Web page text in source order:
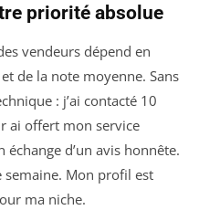
priorité absolue
vendeurs dépend en
de la note moyenne. Sans
: j’ai contacté 10
ai offert mon service
d’un avis honnête.
semaine. Mon profil est
ma niche.